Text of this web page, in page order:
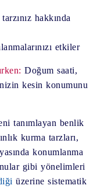
hakkında
etkiler
Doğum saati,
kesin konumunu
tanımlayan benlik
kurma tarzları,
konumlanma
gibi yönelimleri
üzerine sistematik